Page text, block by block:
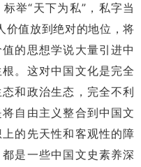
举“天下为私”，私字当
价值放到绝对的地位，将
的思想学说大量引进中
。这对中国文化是完全
和政治生态，完全不利
自由主义整合到中国文
的先天性和客观性的障
是一些中国文史素养深